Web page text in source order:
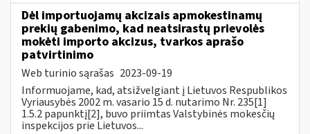
Dėl importuojamų akcizais apmokestinamų
prekių gabenimo, kad neatsirastų prievolės
mokėti importo akcizus, tvarkos aprašo
patvirtinimo
Web turinio sąrašas 2023-09-19
Informuojame, kad, atsižvelgiant į Lietuvos Respublikos
Vyriausybės 2002 m. vasario 15 d. nutarimo Nr. 235[1]
1.5.2 papunktį[2], buvo priimtas Valstybinės mokesčių
inspekcijos prie Lietuvos...